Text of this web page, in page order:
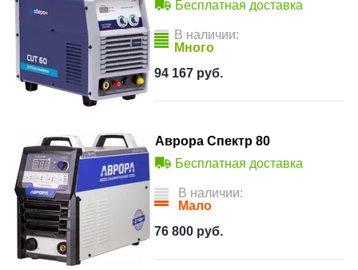
Бесплатная доставка
В наличии:
Много
94 167 руб.
Аврора Спектр 80
Бесплатная доставка
В наличии:
Мало
76 800 руб.